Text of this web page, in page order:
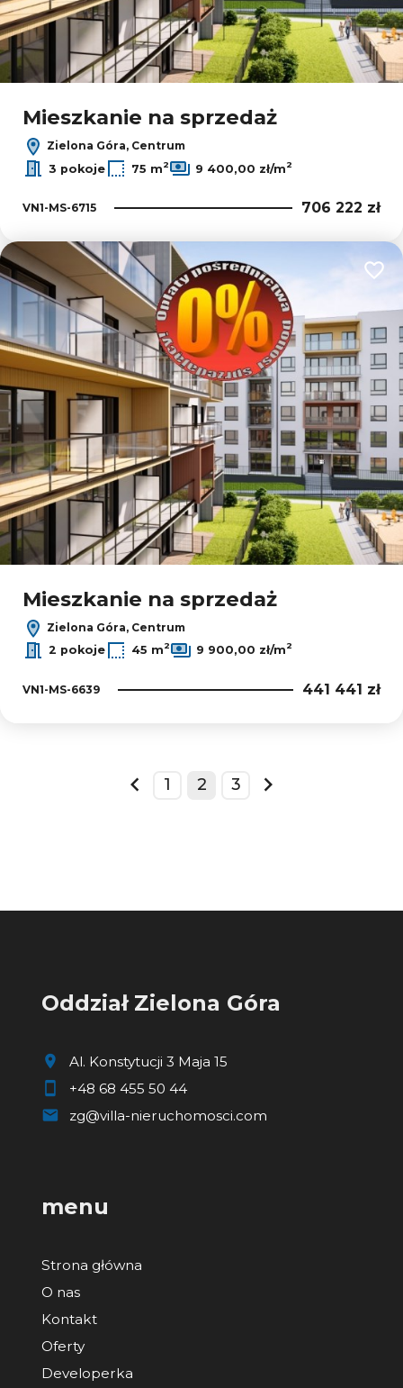
Mieszkanie na sprzedaż
Zielona Góra, Centrum
3 pokoje
75 m2 9 400,00 zł/m2
VN1-MS-6715 706 222 zł
Mieszkanie na sprzedaż
Zielona Góra, Centrum
2 pokoje
45 m2 9 900,00 zł/m2
VN1-MS-6639 441 441 zł
prev
1 2 3
next
Oddział Zielona Góra
Al. Konstytucji 3 Maja 15
+48 68 455 50 44
zg@villa-nieruchomosci.com
menu
Strona główna
O nas
Kontakt
Oferty
Developerka